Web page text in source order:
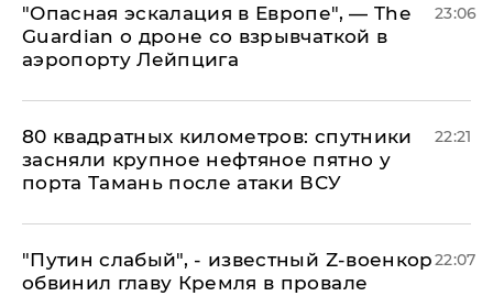
"Опасная эскалация в Европе", — The
Guardian о дроне со взрывчаткой в
аэропорту Лейпцига
23:06
80 квадратных километров: спутники
засняли крупное нефтяное пятно у
порта Тамань после атаки ВСУ
22:21
​"Путин слабый", - известный Z-военкор
обвинил главу Кремля в провале
22:07